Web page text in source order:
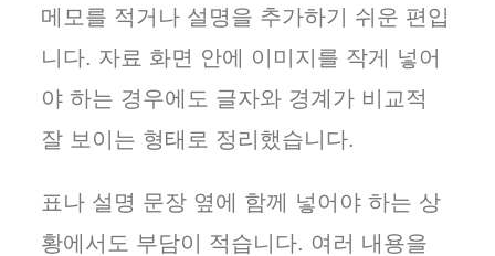
메모를 적거나 설명을 추가하기 쉬운 편입
니다. 자료 화면 안에 이미지를 작게 넣어
야 하는 경우에도 글자와 경계가 비교적
잘 보이는 형태로 정리했습니다.
표나 설명 문장 옆에 함께 넣어야 하는 상
황에서도 부담이 적습니다. 여러 내용을